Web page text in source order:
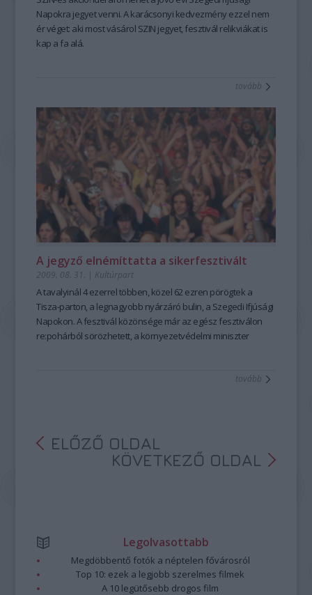
Napokra jegyet venni. A karácsonyi kedvezmény ezzel nem
ér véget: aki most vásárol SZIN jegyet, fesztivál relikviákat is
kap a fa alá.
tovább
A jegyző elnémíttatta a sikerfesztivált
2009. 08. 31. | Kultúrpart
A tavalyinál 4 ezerrel többen, közel 62 ezren pörögtek a
Tisza-parton, a legnagyobb nyárzáró bulin, a Szegedi Ifjúsági
Napokon. A fesztivál közönsége már az egész fesztiválon
re:pohárból sörözhetett, a környezetvédelmi miniszter
tovább
ELŐZŐ OLDAL
KÖVETKEZŐ OLDAL
Legolvasottabb
Megdöbbentő fotók a néptelen fővárosról
Top 10: ezek a legjobb szerelmes filmek
A 10 legütősebb drogos film